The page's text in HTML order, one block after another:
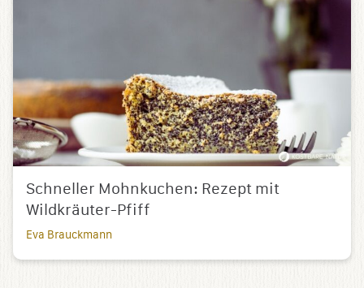
Schneller Mohnkuchen: Rezept mit
Wildkräuter-Pfiff
Eva Brauckmann